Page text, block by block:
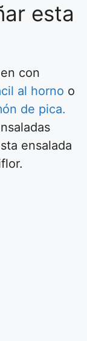
esta
con
al horno o
de pica.
ensalada